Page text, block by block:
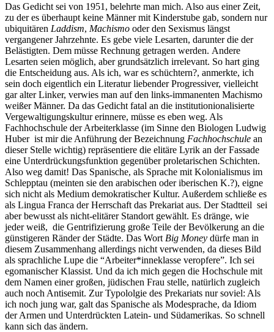
Das Gedicht sei von 1951, belehrte man mich. Also aus einer Zeit,
zu der es überhaupt keine Männer mit Kinderstube gab, sondern nur
ubiquitären Laddism, Machismo oder den Sexismus längst
vergangener Jahrzehnte. Es gebe viele Lesarten, darunter die der
Belästigten. Dem müsse Rechnung getragen werden. Andere
Lesarten seien möglich, aber grundsätzlich irrelevant. So hart ging
die Entscheidung aus. Als ich, war es schüchtern?, anmerkte, ich
sein doch eigentlich ein Literatur liebender Progressiver, vielleicht
gar alter Linker, verwies man auf den links-immanenten Machismo
weißer Männer. Da das Gedicht fatal an die institutionionalisierte
Vergewaltigungskultur erinnere, müsse es eben weg. Als
Fachhochschule der Arbeiterklasse (im Sinne den Biologen Ludwig
Huber ist mir die Anführung der Bezeichnung Fachhochschule an
dieser Stelle wichtig) repräsentiere die elitäre Lyrik an der Fassade
eine Unterdrückungsfunktion gegenüber proletarischen Schichten.
Also weg damit! Das Spanische, als Sprache mit Kolonialismus im
Schlepptau (meinten sie den arabischen oder iberischen K.?), eigne
sich nicht als Medium demokratischer Kultur. Außerdem schließe es
als Lingua Franca der Herrschaft das Prekariat aus. Der Stadtteil sei
aber bewusst als nicht-elitärer Standort gewählt. Es dränge, wie
jeder weiß, die Gentrifizierung große Teile der Bevölkerung an die
günstigeren Ränder der Städte. Das Wort Big Money dürfe man in
diesem Zusammenhang allerdings nicht verwenden, da dieses Bild
als sprachliche Lupe die “Arbeiter*inneklasse veropfere”. Ich sei
egomanischer Klassist. Und da ich mich gegen die Hochschule mit
dem Namen einer großen, jüdischen Frau stelle, natürlich zugleich
auch noch Antisemit. Zur Typololgie des Prekariats nur soviel: Als
ich noch jung war, galt das Spanische als Modesprache, da Idiom
der Armen und Unterdrückten Latein- und Südamerikas. So schnell
kann sich das ändern.